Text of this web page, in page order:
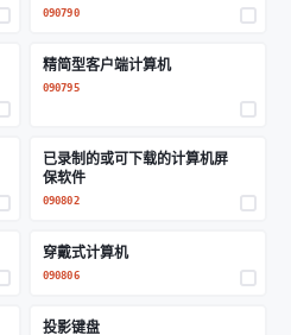
090790
精简型客户端计算机
090795
已录制的或可下载的计算机屏
保软件
090802
穿戴式计算机
090806
投影键盘